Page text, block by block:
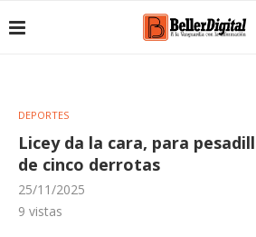
DEPORTES
Licey da la cara, para
de cinco derrotas
25/11/2025
9 vistas